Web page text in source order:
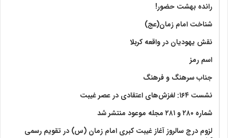
رانده بهشت‌ حضور!
شناخت امام زمان(عج)
نقش یهودیان در واقعه کربلا
اسم رمز
جناب سرهنگ و فرهنگ
نشست ۱۶۴: لغزش‌های اعتقادی در عصر غیبت
شماره ۲۸۰ و ۲۸۱ مجله موعود منتشر شد
لزوم درج سالروز آغاز غیبت کبری امام زمان (س) در تقویم رسمی